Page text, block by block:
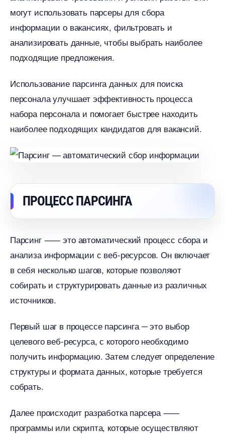
могут использовать парсеры для сбора
информации о вакансиях, фильтровать и
анализировать данные, чтобы выбрать наиболее
подходящие предложения.​
Использование парсинга данных для поиска
персонала улучшает эффективность процесса
набора персонала и помогает быстрее находить
наиболее подходящих кандидатов для вакансий.​
ПРОЦЕСС ПАРСИНГА
Парсинг ⸺ это автоматический процесс сбора и
анализа информации с веб-ресурсов. Он включает
себя несколько шагов, которые позволяют
собирать и структурировать данные из различных
источников.​
Первый шаг в процессе парсинга ─ это выбор
целевого веб-ресурса, с которого необходимо
получить информацию.​ Затем следует определение
структуры и формата данных, которые требуется
собрать.​
Далее происходит разработка парсера ⸺
программы или скрипта, которые осуществляют